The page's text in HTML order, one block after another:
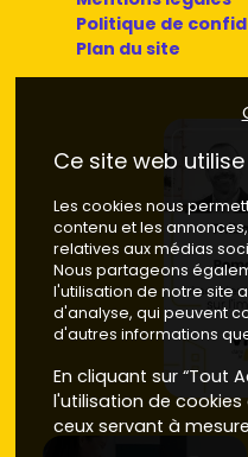
Politique de
Plan du site
Ce site web
Les cookies nous
contenu et les
relatives aux médias
Nous partageons
l'utilisation de notre site
d'analyse, qui peuvent
d'autres informations
En cliquant sur “Tout
l'utilisation de
ceux servant à